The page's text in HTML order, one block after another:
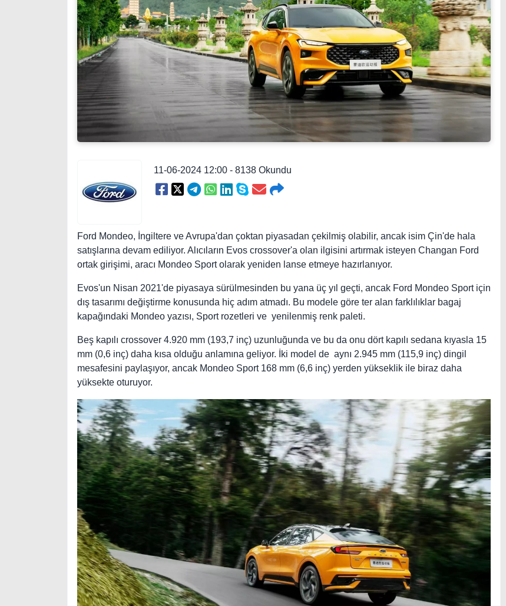
11-06-2024 12:00 - 8138 Okundu
Ford Mondeo, İngiltere ve Avrupa'dan çoktan piyasadan çekilmiş olabilir, ancak isim Çin'de hala
satışlarına devam ediliyor. Alıcıların Evos crossover'a olan ilgisini artırmak isteyen Changan Ford
ortak girişimi, aracı Mondeo Sport olarak yeniden lanse etmeye hazırlanıyor.
Evos'un Nisan 2021'de piyasaya sürülmesinden bu yana üç yıl geçti, ancak Ford Mondeo Sport için
dış tasarımı değiştirme konusunda hiç adım atmadı. Bu modele göre ter alan farklılıklar bagaj
kapağındaki Mondeo yazısı, Sport rozetleri ve yenilenmiş renk paleti.
Beş kapılı crossover 4.920 mm (193,7 inç) uzunluğunda ve bu da onu dört kapılı sedana kıyasla 15
mm (0,6 inç) daha kısa olduğu anlamına geliyor. İki model de aynı 2.945 mm (115,9 inç) dingil
mesafesini paylaşıyor, ancak Mondeo Sport 168 mm (6,6 inç) yerden yükseklik ile biraz daha
yüksekte oturuyor.